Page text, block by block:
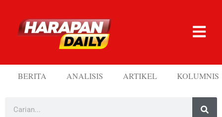
BERITA ANALISIS ARTIKEL KOLUMNIS